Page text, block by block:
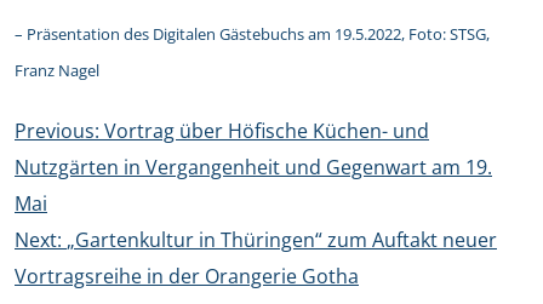
– Präsentation des Digitalen Gästebuchs am 19.5.2022, Foto: STSG,
Franz Nagel
Beitragsnavigation
Previous: Vortrag über Höfische Küchen- und
Nutzgärten in Vergangenheit und Gegenwart am 19.
Mai
Next: „Gartenkultur in Thüringen“ zum Auftakt neuer
Vortragsreihe in der Orangerie Gotha